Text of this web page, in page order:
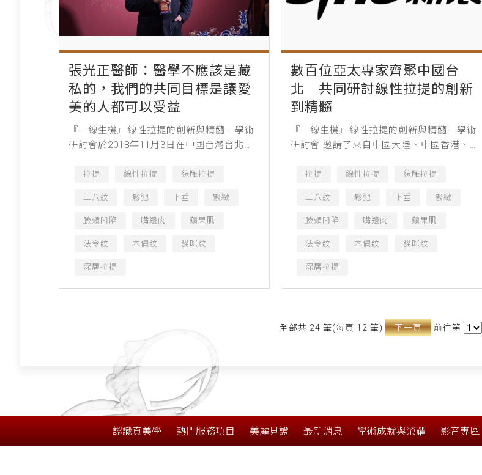
張光正醫師：醫學不應該是藏
私的，我們的共同目標是讓愛
美的人都可以受益
『一線生機』線性拉提的創新與精髓－學術
研討會於2018年11月3日在中國台灣台北圓
注線雕技術的現狀與發展，邀請到了來自亞
拉提 線性拉提 線雕拉提
三八紋 鬆弛 下垂 緊緻
臉頰凹陷 嘴邊肉 蘋果肌
法令紋 木偶紋 貓咪紋
深層拉提
數百位亞太專家齊聚中國台
北 共同研討線性拉提的創新
到精髓
『一線生機』線性拉提的創新與精髓－學術
研討會 邀請了來自中國大陸、中國香港、泰
地深耕線雕領域的醫生，與數百位醫美同道
拉提 線性拉提 線雕拉提
三八紋 鬆弛 下垂 緊緻
臉頰凹陷 嘴邊肉 蘋果肌
法令紋 木偶紋 貓咪紋
深層拉提
全部共 24 筆(每頁 12 筆) 下一頁 前往第
認識真美學 熱門服務項目 美麗見證 最新消息 學術成就與榮耀 影音專區